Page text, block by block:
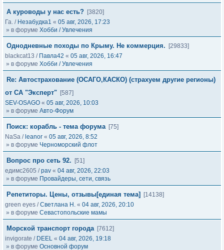
А куроводы у нас есть? [3820]
Га. / Незабудка1 « 05 авг, 2026, 17:23
» в форуме Хобби / Увлечения
Однодневные походы по Крыму. Не коммерция.
[29833]
blackcat13 / Павла42 « 05 авг, 2026, 16:47
» в форуме Хобби / Увлечения
Re: Автострахование (ОСАГО,КАСКО) (страхуем другие регионы)
от СА "Эксперт" [587]
SEV-OSAGO « 05 авг, 2026, 10:03
» в форуме Авто-Форум
Поиск: корабль - тема форума [75]
NaSa / leanor « 05 авг, 2026, 8:52
» в форуме Черноморский флот
Вопрос про сеть 92.
[51]
едимс2605 /pav « 04 авг, 2026, 22:03
» в форуме Провайдеры, сети, связь
Репетиторы. Цены, отзывы[единая тема]
[14138]
green eyes /Светлана Н. « 04 авг, 2026, 20:10
» в форуме Севастопольские мамы
Морской транспорт города [7612]
invigorate / DEEL « 04 авг, 2026, 19:18
» в форуме Основной форум